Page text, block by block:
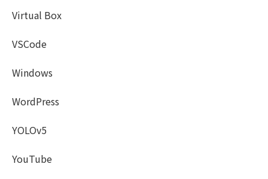
Virtual Box
VSCode
Windows
WordPress
YOLOv5
YouTube